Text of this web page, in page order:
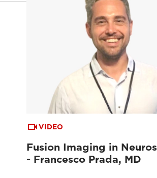
VIDEO
Fusion Imaging in
- Francesco Prada, MD